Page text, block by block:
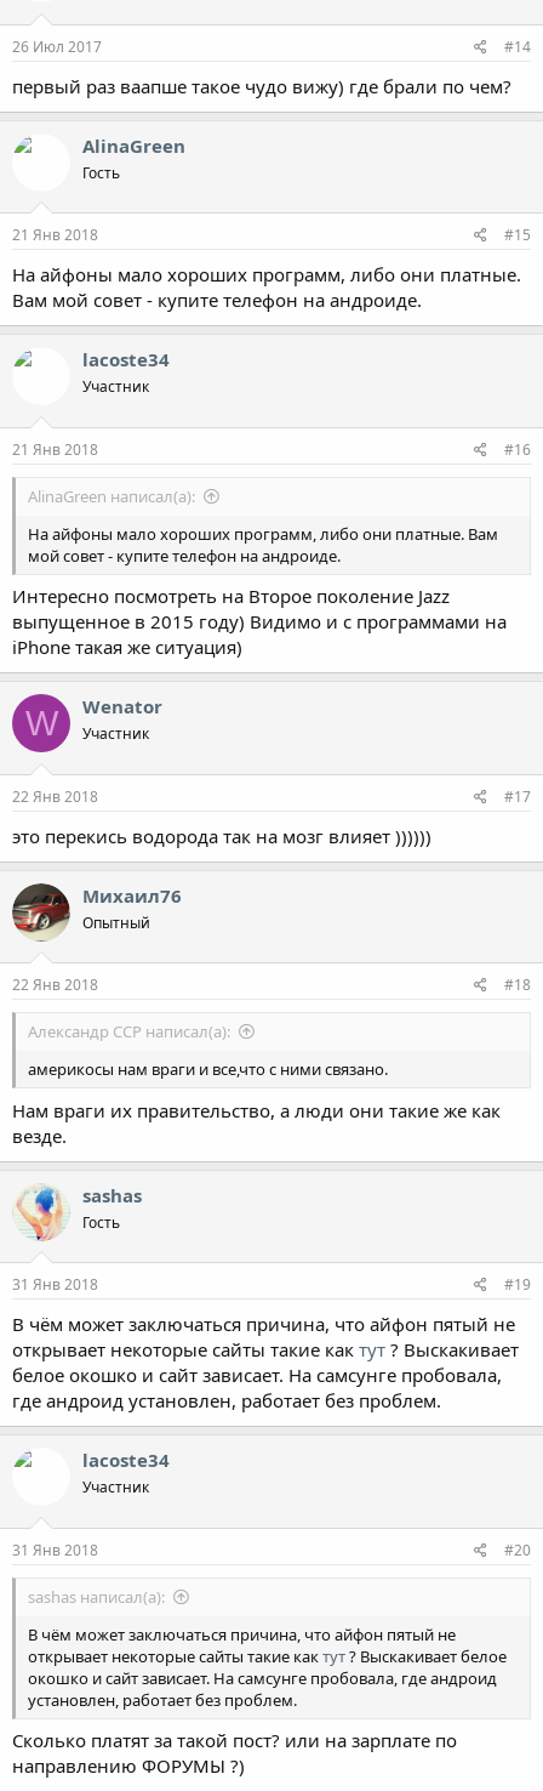
26 Июл 2017 #14
первый раз ваапше такое чудо вижу) где брали по чем?
AlinaGreen
Гость
21 Янв 2018 #15
На айфоны мало хороших программ, либо они платные.
Вам мой совет - купите телефон на андроиде.
lacoste34
Участник
21 Янв 2018 #16
AlinaGreen написал(а):
На айфоны мало хороших программ, либо они платные. Вам
мой совет - купите телефон на андроиде.
Интересно посмотреть на Второе поколение Jazz
выпущенное в 2015 году) Видимо и с программами на
iPhone такая же ситуация)
W Wenator
Участник
22 Янв 2018 #17
это перекись водорода так на мозг влияет ))))))
Михаил76
Опытный
22 Янв 2018 #18
Александр ССР написал(а):
америкосы нам враги и все,что с ними связано.
Нам враги их правительство, а люди они такие же как
везде.
sashas
Гость
31 Янв 2018 #19
В чём может заключаться причина, что айфон пятый не
открывает некоторые сайты такие как тут ? Выскакивает
белое окошко и сайт зависает. На самсунге пробовала,
где андроид установлен, работает без проблем.
lacoste34
Участник
31 Янв 2018 #20
sashas написал(а):
В чём может заключаться причина, что айфон пятый не
открывает некоторые сайты такие кактут? Выскакивает белое
окошко и сайт зависает. На самсунге пробовала, где андроид
установлен, работает без проблем.
Сколько платят за такой пост? или на зарплате по
направлению ФОРУМЫ ?)